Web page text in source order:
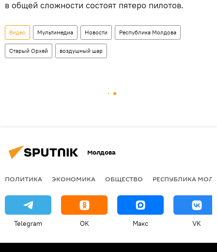
в общей сложности состоят пятеро пилотов.
Видео Мультимедиа Новости Республика Молдова
Старый Орхей воздушный шар
Молдова
ПОЛИТИКА ЭКОНОМИКА ОБЩЕСТВО РЕСПУБЛИКА
Telegram OK Макс VK